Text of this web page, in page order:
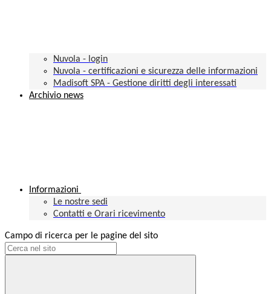
Nuvola - login
Nuvola - certificazioni e sicurezza delle informazioni
Madisoft SPA - Gestione diritti degli interessati
Archivio news
Informazioni
Le nostre sedi
Contatti e Orari ricevimento
Campo di ricerca per le pagine del sito